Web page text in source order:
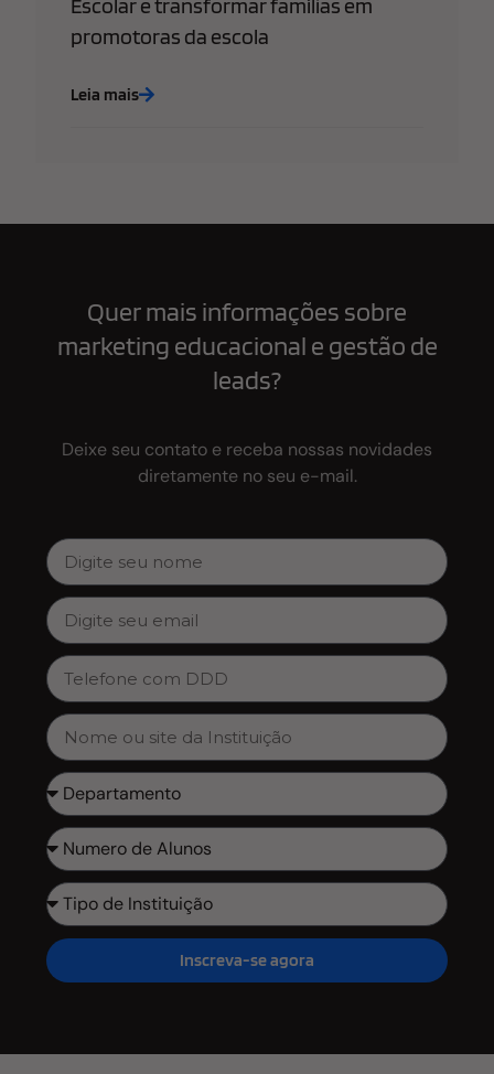
promotoras da escola
Leia mais
Quer mais informações sobre
marketing educacional e gestão de
leads?
Deixe seu contato e receba nossas novidades
diretamente no seu e-mail.
Inscreva-se agora